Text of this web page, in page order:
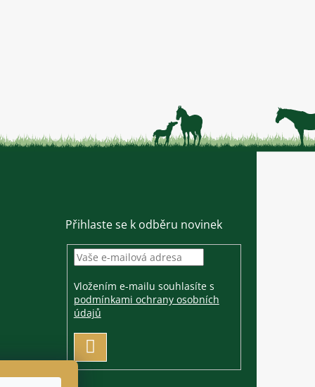
Přihlaste se k odběru novinek
Vložením e-mailu souhlasíte s
podmínkami ochrany osobních
údajů
SE